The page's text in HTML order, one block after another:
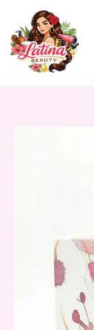
contenido